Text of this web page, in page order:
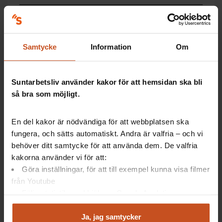
Samtycke Information Om
Suntarbetsliv använder kakor för att hemsidan ska bli
så bra som möjligt.
En del kakor är nödvändiga för att webbplatsen ska
fungera, och sätts automatiskt. Andra är valfria – och vi
behöver ditt samtycke för att använda dem. De valfria
kakorna använder vi för att:
Göra inställningar, för att till exempel kunna visa filmer
från Youtube
Analysera trafik för att kunna visa riktad information
Ja, jag samtycker
Fler kvinnor än män sjukskrivs på grund av
organisatoriska och sociala skäl.
Kvinnor arbetar oftare ofrivilligt deltid och på
tidsbegränsade tjänster.
verksamheter har sämre balans mellan resurser
och krav i arbetet.
Källa: Arbetsmiljöverkets verktyg Genuskollen.
Kolla upp din egen arbetsmiljö med Genuskollen!